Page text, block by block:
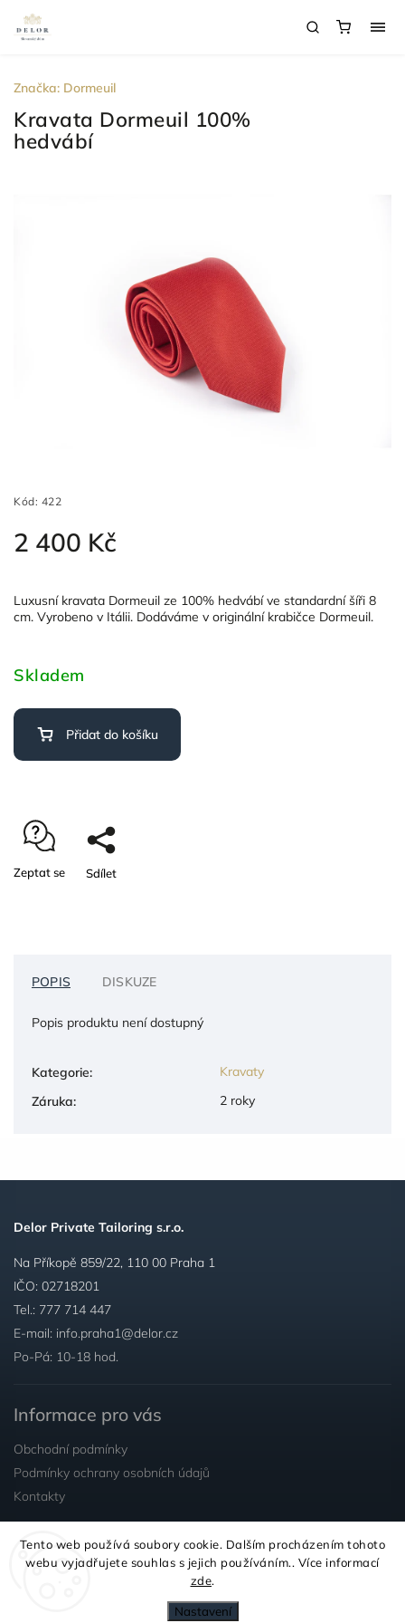
Tento web používá soubory cookie. Dalším procházením tohoto
webu vyjadřujete souhlas s jejich používáním.. Více informací
zde.
Nastavení
Kravata Dormeuil 100%
hedvábí
Kód: 422
2 400 Kč
Luxusní kravata Dormeuil ze 100% hedvábí ve standardní šíři 8
cm. Vyrobeno v Itálii. Dodáváme v originální krabičce Dormeuil.
Značka: Dormeuil
Skladem
Přidat do košíku
Zeptat se Sdílet
POPIS DISKUZE
Popis produktu není dostupný
Kategorie:
Kravaty
Záruka: 2 roky
Delor Private Tailoring s.r.o.
Na Příkopě 859/22, 110 00 Praha 1
IČO: 02718201
Tel.: 777 714 447
E-mail: info.praha1@delor.cz
Po-Pá: 10-18 hod.
Informace pro vás
Obchodní podmínky
Podmínky ochrany osobních údajů
Kontakty
Sledujte nás